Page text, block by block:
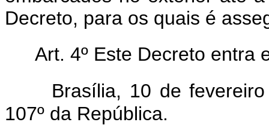
Decreto, para os quais é
Art. 4º Este Decreto entra
Brasília, 10 de
107º da República.